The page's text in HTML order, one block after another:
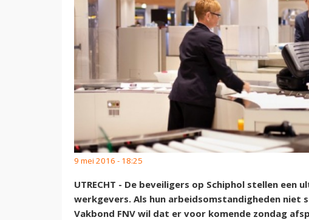
9 mei 2016 - 18:25
UTRECHT - De beveiligers op Schiphol stellen een
werkgevers. Als hun arbeidsomstandigheden niet
Vakbond FNV wil dat er voor komende zondag